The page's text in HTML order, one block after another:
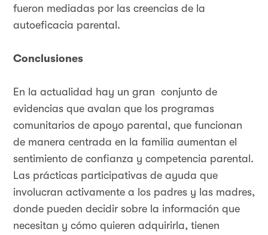
fueron mediadas por las creencias de la
autoeficacia parental.
Conclusiones
En la actualidad hay un gran conjunto de
evidencias que avalan que los programas
comunitarios de apoyo parental, que funcionan
de manera centrada en la familia aumentan el
sentimiento de confianza y competencia parental.
Las prácticas participativas de ayuda que
involucran activamente a los padres y las madres,
donde pueden decidir sobre la información que
necesitan y cómo quieren adquirirla, tienen